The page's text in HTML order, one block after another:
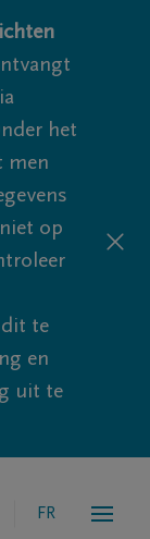
het
men
op
dit te
en
uit te
FR